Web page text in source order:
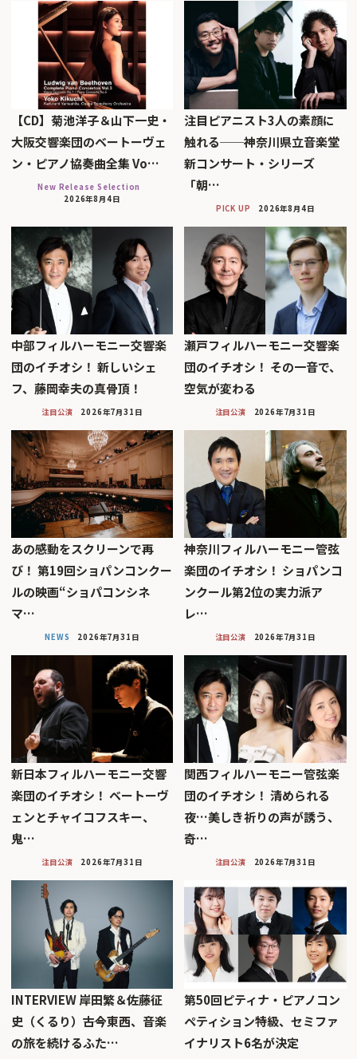
【CD】菊池洋子＆山下一史・
大阪交響楽団のベートーヴェ
ン・ピアノ協奏曲全集 Vo…
New Release Selection
2026年8月4日
注目ピアニスト3人の素顔に
触れる──神奈川県立音楽堂
新コンサート・シリーズ
「朝…
PICK UP 2026年8月4日
中部フィルハーモニー交響楽
団のイチオシ！ 新しいシェ
フ、藤岡幸夫の真骨頂！
注目公演 2026年7月31日
瀬戸フィルハーモニー交響楽
団のイチオシ！ その一音で、
空気が変わる
注目公演 2026年7月31日
あの感動をスクリーンで再
び！ 第19回ショパンコンクー
ルの映画“ショパコンシネ
マ…
NEWS 2026年7月31日
神奈川フィルハーモニー管弦
楽団のイチオシ！ ショパンコ
ンクール第2位の実力派ア
レ…
注目公演 2026年7月31日
新日本フィルハーモニー交響
楽団のイチオシ！ ベートーヴ
ェンとチャイコフスキー、
鬼…
注目公演 2026年7月31日
関西フィルハーモニー管弦楽
団のイチオシ！ 清められる
夜…美しき祈りの声が誘う、
奇…
注目公演 2026年7月31日
INTERVIEW 岸田繁＆佐藤征
史（くるり）――古今東西、音楽
の旅を続けるふた…
第50回ピティナ・ピアノコン
ペティション特級、セミファ
イナリスト6名が決定